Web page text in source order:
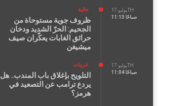
يوليو 17TH
11:13 صباحًا
جالية
ظروف جوية مستوحاة من
الجحيم: الحرّ الشديد ودخان
حرائق الغابات يعكّران صيف
ميشيغن
يوليو 17TH
11:04 صباحًا
عربيات
التلويح بإغلاق باب المندب.. هل
يردع ترامب عن التصعيد في
هرمز؟